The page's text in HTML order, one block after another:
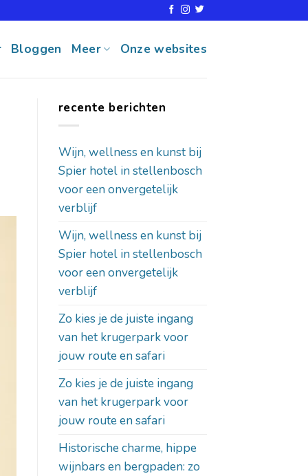
Bloggen Meer Onze websites
recente berichten
Wijn, wellness en kunst bij
Spier hotel in stellenbosch
voor een onvergetelijk
verblijf
Wijn, wellness en kunst bij
Spier hotel in stellenbosch
voor een onvergetelijk
verblijf
Zo kies je de juiste ingang
van het krugerpark voor
jouw route en safari
Zo kies je de juiste ingang
van het krugerpark voor
jouw route en safari
Historische charme, hippe
wijnbars en bergpaden: zo